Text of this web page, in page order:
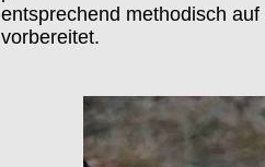
entsprechend methodisch
vorbereitet.